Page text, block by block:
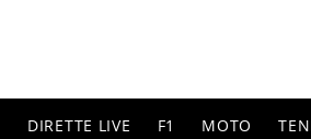
DIRETTE LIVE F1 MOTO